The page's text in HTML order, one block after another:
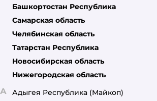
Башкортостан Республика
Самарская область
Челябинская область
Татарстан Республика
Новосибирская область
Нижегородская область
А Адыгея Республика (Майкоп)